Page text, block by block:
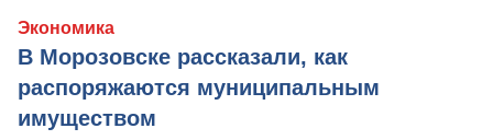
Экономика
В Морозовске рассказали, как
распоряжаются муниципальным
имуществом